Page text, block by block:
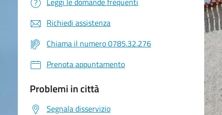
Richiedi assistenza
Chiama il numero 0785.32.276
Prenota appuntamento
Problemi in città
Segnala disservizio